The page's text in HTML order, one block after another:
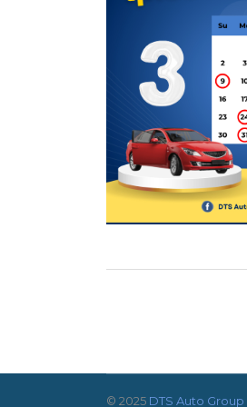
© 2025 DTS Auto Group